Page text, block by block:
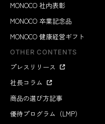
MONOCO 社内表彰
MONOCO 卒業記念品
MONOCO 健康経営ギフト
OTHER CONTENTS
プレスリリース
社長コラム
商品の選び方記事
優待プログラム（LMP）